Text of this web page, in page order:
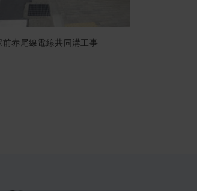
前赤尾線電線共同溝工事